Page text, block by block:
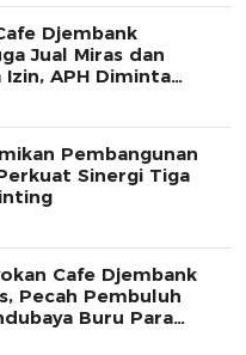
Djembank
Jual Miras dan
APH Diminta
Pembangunan
Sinergi Tiga
Cafe Djembank
Pecah Pembuluh
Buru Para